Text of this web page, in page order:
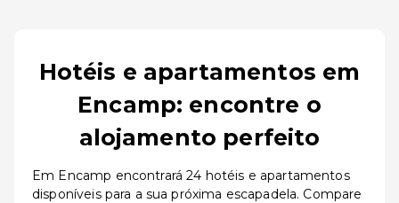
Hotéis e apartamentos em
Encamp: encontre o
alojamento perfeito
Em Encamp encontrará 24 hotéis e apartamentos
disponíveis para a sua próxima escapadela. Compare